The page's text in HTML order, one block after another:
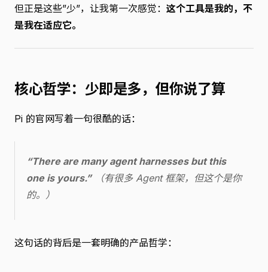
但正是这些”少”，让我第一次感觉： 这个工具是我的，不
是我在适应它。
核心哲学：少即是多，但你说了算
Pi 的官网写着一句很酷的话：
“There are many agent harnesses but this
one is yours.”（有很多 Agent 框架，但这个是你
的。）
这句话的背后是一套明确的产品哲学：